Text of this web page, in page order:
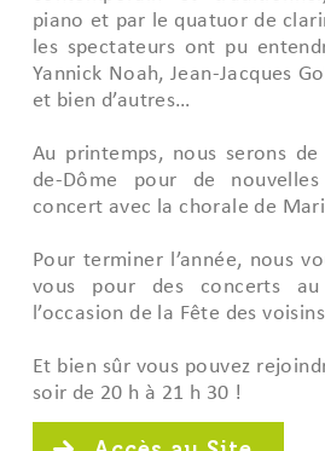
piano et par le quatuor de
les spectateurs ont pu
Yannick Noah, Jean-Jacques
et bien d’autres…
Au printemps, nous serons
de-Dôme pour de
concert avec la chorale de
Pour terminer l’année, nous
vous pour des concerts
l’occasion de la Fête des
Et bien sûr vous pouvez
soir de 20 h à 21 h 30 !